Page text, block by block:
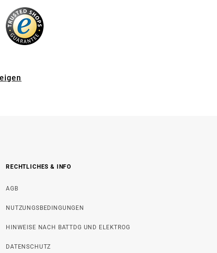
RECHTLICHES & INFO
AGB
NUTZUNGSBEDINGUNGEN
HINWEISE NACH BATTDG UND ELEKTROG
DATENSCHUTZ